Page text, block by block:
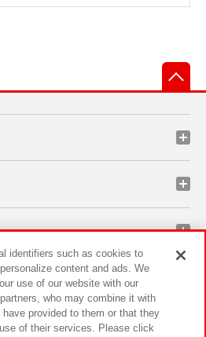
identifiers such as cookies to
content and ads. We
use of our website with our
who may combine it with
provided to them or that they
of their services. Please click